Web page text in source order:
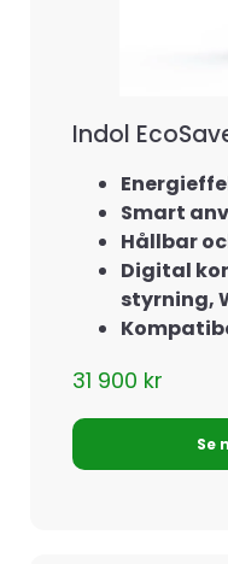
Indol
Smart
Hållbar
Digital
styrning,
31 900 kr
Se